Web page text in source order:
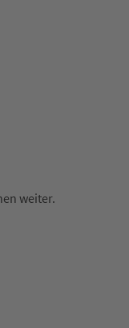
weiter.